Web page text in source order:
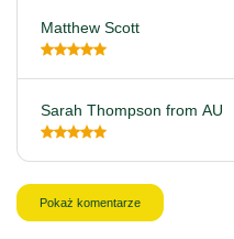
Matthew Scott
Sarah Thompson from AU
Pokaż komentarze